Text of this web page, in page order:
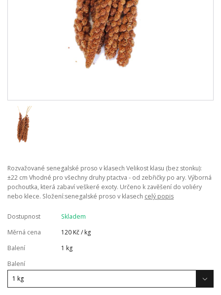
Rozvažované senegalské proso v klasech Velikost klasu (bez stonku):
±22 cm Vhodné pro všechny druhy ptactva - od zebřičky po ary. Výborná
pochoutka, která zabaví veškeré exoty. Určeno k zavěšení do voliéry
nebo klece. Složení:senegalské proso v klasech celý popis
Dostupnost
Skladem
Měrná cena
120 Kč / kg
Balení
1 kg
Balení